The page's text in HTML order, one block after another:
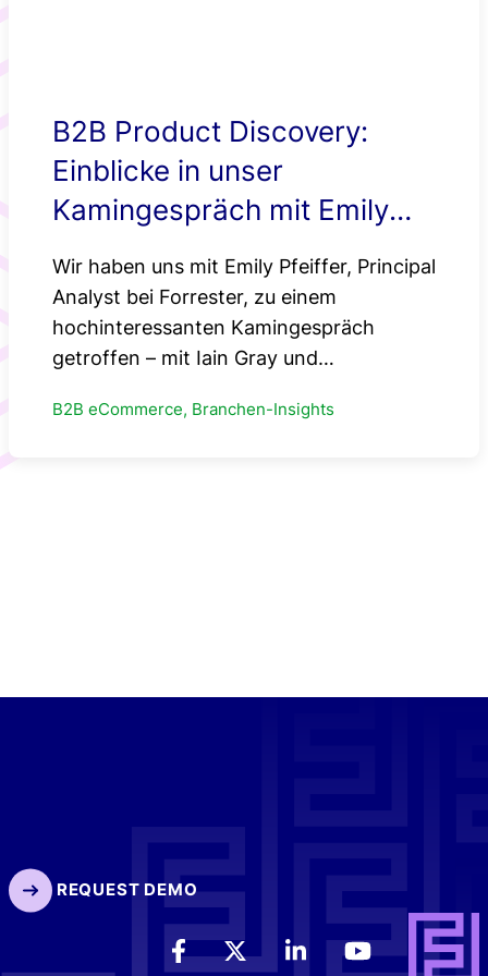
B2B Product Discovery:
Einblicke in unser
Kamingespräch mit Emily
Wir haben uns mit Emily Pfeiffer, Principal
Analyst bei Forrester, zu einem
hochinteressanten Kamingespräch
getroffen – mit Iain Gray und…
B2B eCommerce, Branchen-Insights
REQUEST DEMO